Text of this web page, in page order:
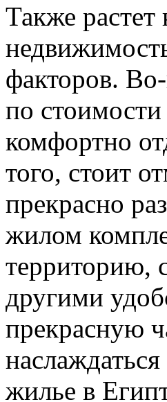
Также
факторов.
по
комфортно
того, стоит
прекрасно
жилом
территорию,
другими
прекрасную
жилье в